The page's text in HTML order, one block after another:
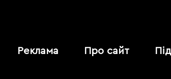
Реклама Про сайт